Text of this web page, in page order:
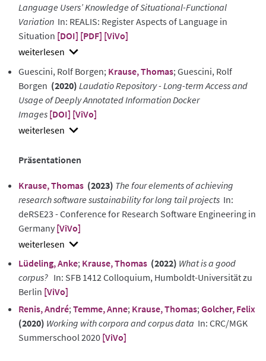
Language Users’ Knowledge of Situational-Functional
Variation In: REALIS: Register Aspects of Language in
Situation [DOI] [PDF] [ViVo]
show
abstract
Guescini, Rolf Borgen; Krause, Thomas; Guescini, Rolf
Borgen (2020) Laudatio Repository - Long-term Access and
Usage of Deeply Annotated Information Docker
Images [DOI] [ViVo]
show
Präsentationen
Krause, Thomas (2023) The four elements of achieving
research software sustainability for long tail projects In:
deRSE23 - Conference for Research Software Engineering in
Germany [ViVo]
show
abstract
Lüdeling, Anke; Krause, Thomas (2022) What is a good
corpus? In: SFB 1412 Colloquium, Humboldt-Universität zu
Berlin [ViVo]
Renis, André;Temme, Anne; Krause, Thomas;Golcher, Felix
(2020) Working with corpora and corpus data In: CRC/MGK
Summerschool 2020 [ViVo]